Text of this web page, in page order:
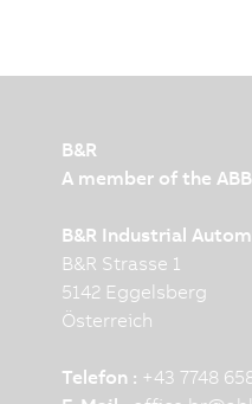
B&R
A member of the
B&R Industrial
B&R Strasse 1
5142 Eggelsberg
Österreich
Telefon : +43 7748